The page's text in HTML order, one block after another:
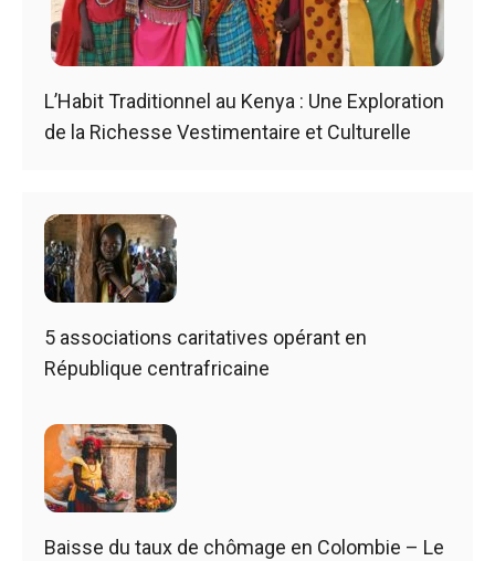
L’Habit Traditionnel au Kenya : Une Exploration
de la Richesse Vestimentaire et Culturelle
5 associations caritatives opérant en
République centrafricaine
Baisse du taux de chômage en Colombie – Le